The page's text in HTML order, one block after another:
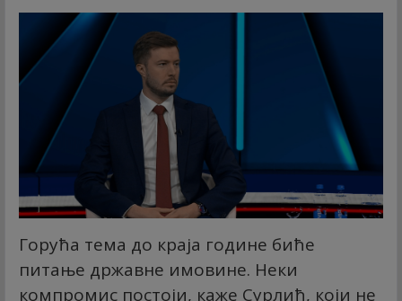
Горућа тема до краја године биће
питање државне имовине. Неки
компромис постоји, каже Сурлић, који не